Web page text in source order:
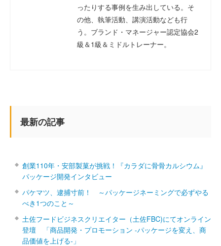
ったりする事例を生み出している。そ
の他、執筆活動、講演活動なども行
う。ブランド・マネージャー認定協会2
級＆1級＆ミドルトレーナー。
最新の記事
創業110年・安部製菓が挑戦！『カラダに骨骨カルシウム』
パッケージ開発インタビュー
パケマツ、逮捕寸前！ ～パッケージネーミングで必ずやる
べき1つのこと～
土佐フードビジネスクリエイター（土佐FBC)にてオンライン
登壇 「商品開発・プロモーション ‐パッケージを変え、商
品価値を上げる‐」